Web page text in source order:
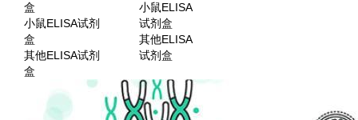
盒
小鼠ELISA试剂
盒
其他ELISA试剂
盒
小鼠ELISA
试剂盒
其他ELISA
试剂盒